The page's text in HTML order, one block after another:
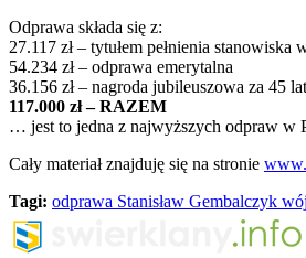
Odprawa składa się z:
27.117 zł – tytułem pełnienia stanowiska
54.234 zł – odprawa emerytalna
36.156 zł – nagroda jubileuszowa za 45
117.000 zł – RAZEM
… jest to jedna z najwyższych odpraw w
Cały materiał znajduję się na stronie
Tagi: odprawa Stanisław Gembalczyk